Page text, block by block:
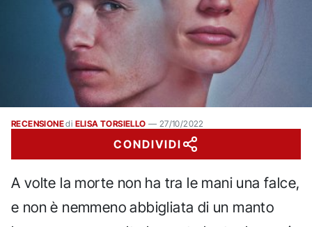
RECENSIONEdi ELISA TORSIELLO — 27/10/2022
CONDIVIDI
A volte la morte non ha tra le mani una falce,
e non è nemmeno abbigliata di un manto